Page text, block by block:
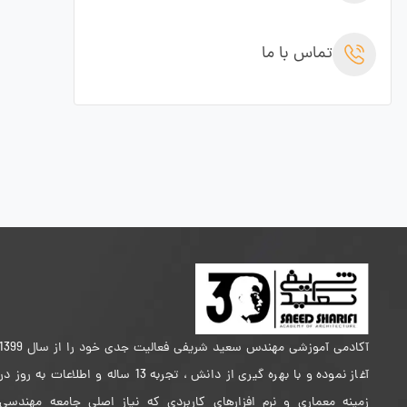
تماس با ما
آکادمی آموزشی مهندس سعید شریفی فعالیت جدی خود را از سال 1399
آغاز نموده و با بهره گیری از دانش ، تجربه 13 ساله و اطلاعات به روز در
زمینه معماری و نرم افزارهای کاربردی که نیاز اصلی جامعه مهندسی